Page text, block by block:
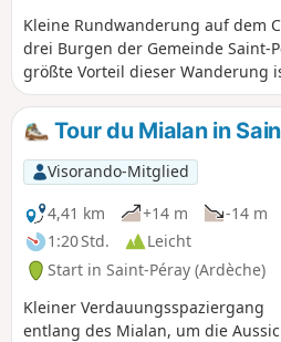
Kleine Rundwanderung auf dem
drei Burgen der Gemeinde Saint-
größte Vorteil dieser Wanderung
schnell auf den Crussol-Kamm
das Rhonetal und die Burg
sehen kann. Die Wanderung
planen Sie ruhig doppelt so viel
Sehenswürdigkeiten auf Ihrer
Tour du Mialan in
Visorando-Mitglied
4,41 km
+14 m
-14 m
1:20 Std.
Leicht
Start in Saint-Péray (Ardèche)
Kleiner Verdauungsspaziergang
entlang des Mialan, um die